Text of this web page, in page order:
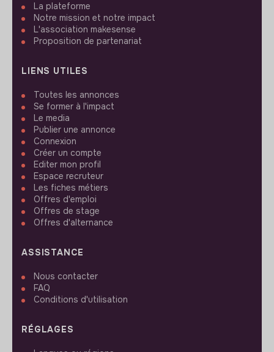
La plateforme
Notre mission et notre impact
L'association makesense
Proposition de partenariat
LIENS UTILES
Toutes les annonces
Se former à l'impact
Le media
Publier une annonce
Connexion
Créer un compte
Editer mon profil
Espace recruteur
Les fiches métiers
Offres d'emploi
Offres de stage
Offres d'alternance
ASSISTANCE
Nous contacter
FAQ
Conditions d'utilisation
RÉGLAGES